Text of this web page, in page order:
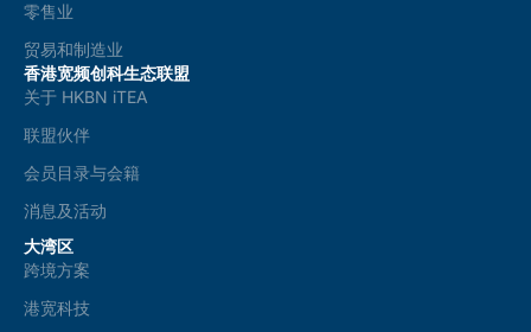
零售业
贸易和制造业
香港宽频创科生态联盟
关于 HKBN iTEA
联盟伙伴
会员目录与会籍
消息及活动
大湾区
跨境方案
港宽科技